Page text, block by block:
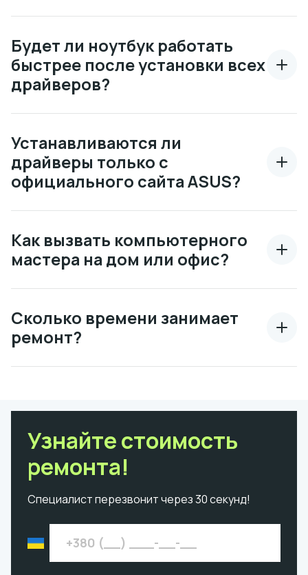
Будет ли ноутбук работать
быстрее после установки всех
драйверов?
Устанавливаются ли
драйверы только с
официального сайта ASUS?
Как вызвать компьютерного
мастера на дом или офис?
Сколько времени занимает
ремонт?
Узнайте стоимость
ремонта!
Специалист перезвонит через 30 секунд!